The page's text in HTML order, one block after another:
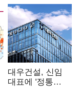
대우건설, 신임
대표에 '정통